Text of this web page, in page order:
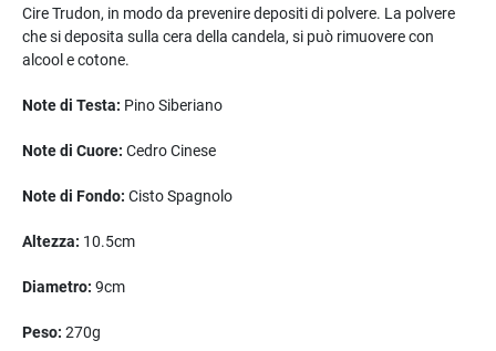
Cire Trudon, in modo da prevenire depositi di polvere. La polvere
che si deposita sulla cera della candela, si può rimuovere con
alcool e cotone.
Note di Testa: Pino Siberiano
Note di Cuore: Cedro Cinese
Note di Fondo: Cisto Spagnolo
Altezza: 10.5cm
Diametro: 9cm
Peso: 270g